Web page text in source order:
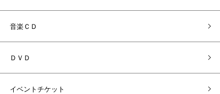
音楽ＣＤ
ＤＶＤ
イベントチケット